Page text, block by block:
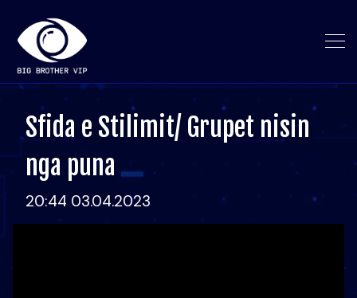
Sfida e Stilimit/ Grupet nisin
nga puna
20:44 03.04.2023